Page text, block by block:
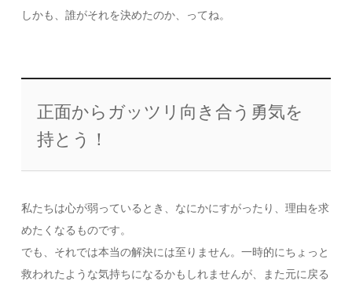
しかも、誰がそれを決めたのか、ってね。
正面からガッツリ向き合う勇気を
持とう！
私たちは心が弱っているとき、なにかにすがったり、理由を求
めたくなるものです。
でも、それでは本当の解決には至りません。一時的にちょっと
救われたような気持ちになるかもしれませんが、また元に戻る